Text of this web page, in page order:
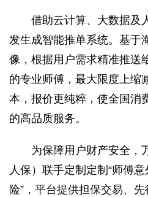
借助云计算、大数据及
发生成智能推单系统。基于
像，根据用户需求精准推送
的专业师傅，最大限度上缩
本，报价更纯粹，使全国消
的高品质服务。
为保障用户财产安全，
人保）联手定制定制“师傅
险”，平台提供担保交易、